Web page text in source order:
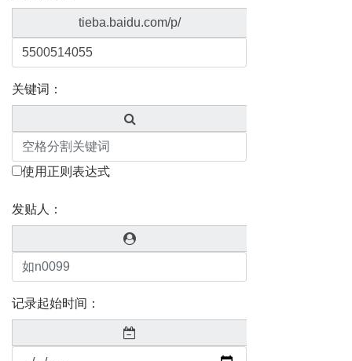
tieba.baidu.com/p/
关键词：
使用正则表达式
发贴人：
记录起始时间：